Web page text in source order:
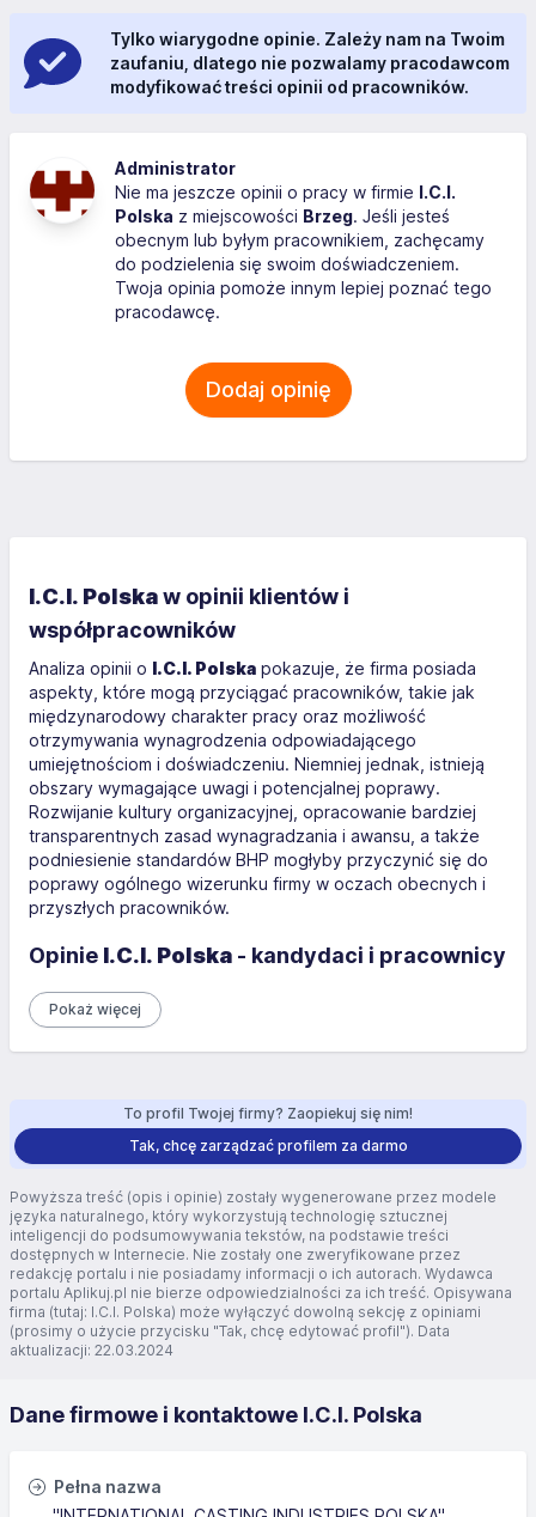
Tylko wiarygodne opinie. Zależy nam na Twoim
zaufaniu, dlatego nie pozwalamy pracodawcom
modyfikować treści opinii od pracowników.
Administrator
Nie ma jeszcze opinii o pracy w firmie I.C.I.
Polska z miejscowości Brzeg. Jeśli jesteś
obecnym lub byłym pracownikiem, zachęcamy
do podzielenia się swoim doświadczeniem.
Twoja opinia pomoże innym lepiej poznać tego
pracodawcę.
Dodaj opinię
I.C.I. Polskaw opinii klientów i
współpracowników
Analiza opinii o I.C.I. Polska pokazuje, że firma posiada
aspekty, które mogą przyciągać pracowników, takie jak
międzynarodowy charakter pracy oraz możliwość
otrzymywania wynagrodzenia odpowiadającego
umiejętnościom i doświadczeniu. Niemniej jednak, istnieją
obszary wymagające uwagi i potencjalnej poprawy.
Rozwijanie kultury organizacyjnej, opracowanie bardziej
transparentnych zasad wynagradzania i awansu, a także
podniesienie standardów BHP mogłyby przyczynić się do
poprawy ogólnego wizerunku firmy w oczach obecnych i
przyszłych pracowników.
Opinie I.C.I. Polska - kandydaci i pracownicy
Pokaż więcej
To profil Twojej firmy? Zaopiekuj się nim!
Tak, chcę zarządzać profilem za darmo
Powyższa treść (opis i opinie) zostały wygenerowane przez modele
języka naturalnego, który wykorzystują technologię sztucznej
inteligencji do podsumowywania tekstów, na podstawie treści
dostępnych w Internecie. Nie zostały one zweryfikowane przez
redakcję portalu i nie posiadamy informacji o ich autorach. Wydawca
portalu Aplikuj.pl nie bierze odpowiedzialności za ich treść. Opisywana
firma (tutaj: I.C.I. Polska) może wyłączyć dowolną sekcję z opiniami
(prosimy o użycie przycisku "Tak, chcę edytować profil"). Data
aktualizacji: 22.03.2024
Dane firmowe i kontaktowe I.C.I. Polska
Pełna nazwa